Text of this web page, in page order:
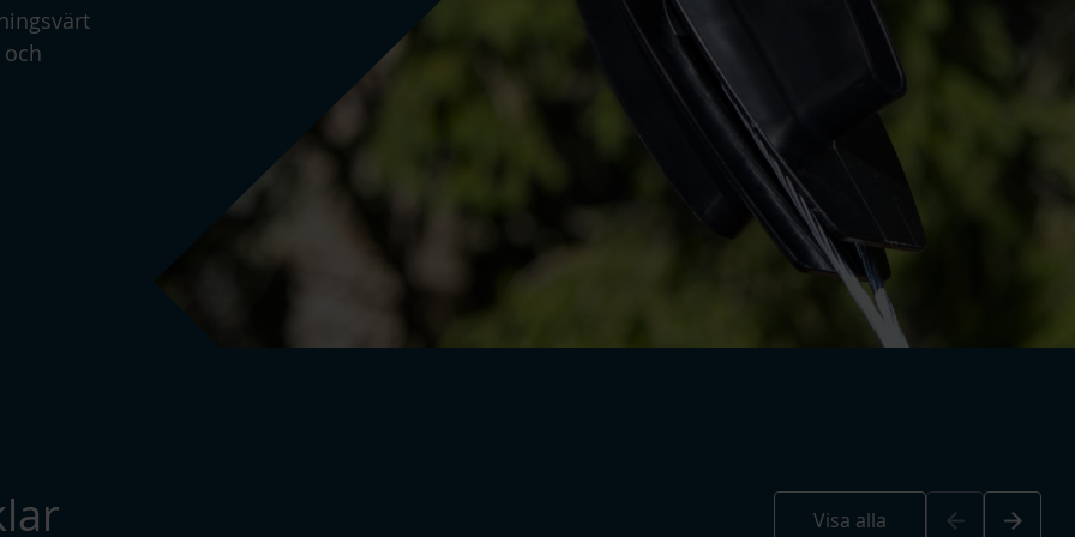
en störningsfri eldistribution. Dessa enheter bör installeras i områden som är utsatta
för överspänningar, såsom fält, kullar, byggnader, gårdar, trafikleder och idrottsplatser.
Valet av skydd beror på nätverkets kortslutningsvärden.
Nätstationer skall vara försedda med utlösande jordfelsskydd och larmande
sekundäranordningar.
Med FCCS uppnås ett starkare och mer hållbart nätverk med lång livslängd och
elektricitet av högre kvalitet, som kan motstå även utmanande väderförhållanden som
snö- och islaster, vilket kan belasta ledningen och orsaka fel eller förhindra
skogsbränder orsakade av våldsamma stormar och blixtnedslag.
Visa produkter:Tillbehör till MV luftledningar
Visa alla Arrow_back Arrow_forward